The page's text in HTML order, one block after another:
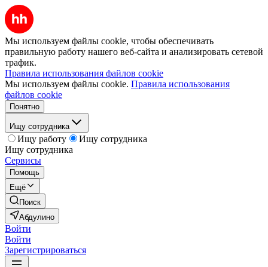
Мы используем файлы cookie, чтобы обеспечивать
правильную работу нашего веб-сайта и анализировать сетевой
трафик.
Правила использования файлов cookie
Мы используем файлы cookie. Правила использования
файлов cookie
Понятно
Ищу сотрудника
Ищу работу
Ищу сотрудника
Ищу сотрудника
Сервисы
Помощь
Ещё
Поиск
Абдулино
Войти
Войти
Зарегистрироваться